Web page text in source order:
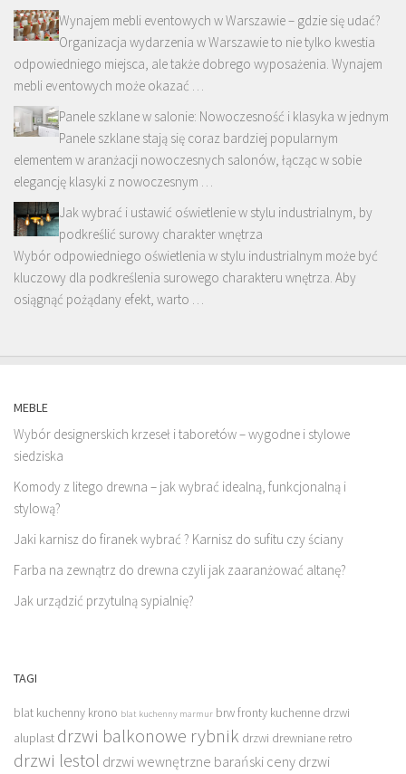
Wynajem mebli eventowych w Warszawie – gdzie się udać?
Organizacja wydarzenia w Warszawie to nie tylko kwestia
odpowiedniego miejsca, ale także dobrego wyposażenia. Wynajem
mebli eventowych może okazać …
Panele szklane w salonie: Nowoczesność i klasyka w jednym
Panele szklane stają się coraz bardziej popularnym
elementem w aranżacji nowoczesnych salonów, łącząc w sobie
elegancję klasyki z nowoczesnym …
Jak wybrać i ustawić oświetlenie w stylu industrialnym, by
podkreślić surowy charakter wnętrza
Wybór odpowiedniego oświetlenia w stylu industrialnym może być
kluczowy dla podkreślenia surowego charakteru wnętrza. Aby
osiągnąć pożądany efekt, warto …
MEBLE
Wybór designerskich krzeseł i taboretów – wygodne i stylowe
siedziska
Komody z litego drewna – jak wybrać idealną, funkcjonalną i
stylową?
Jaki karnisz do firanek wybrać ? Karnisz do sufitu czy ściany
Farba na zewnątrz do drewna czyli jak zaaranżować altanę?
Jak urządzić przytulną sypialnię?
TAGI
blat kuchenny krono blat kuchenny marmur brw fronty kuchenne drzwi
aluplast drzwi balkonowe rybnik drzwi drewniane retro
drzwi lestol drzwi wewnętrzne barański ceny drzwi